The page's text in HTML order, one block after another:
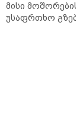
მისი მოშორების
უსაფრთხო გზები